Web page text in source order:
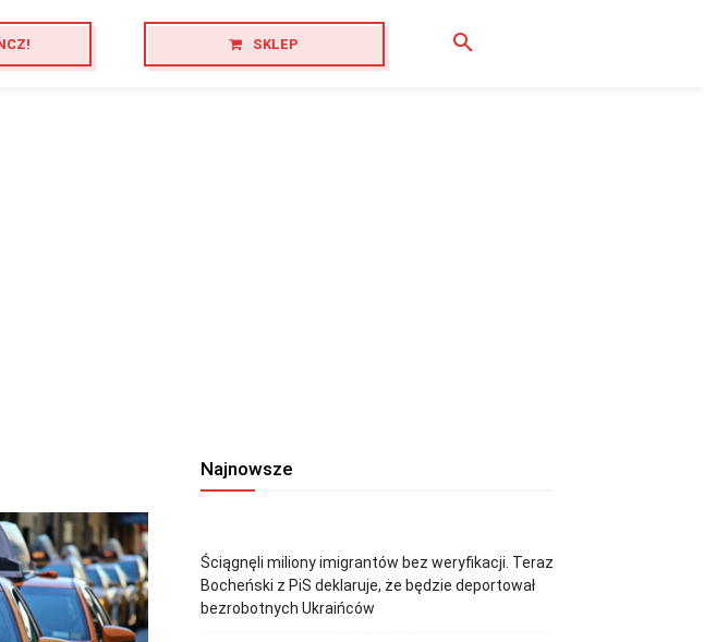
SKLEP
Najnowsze
Ściągnęli miliony imigrantów bez weryfikacji. Teraz
Bocheński z PiS deklaruje, że będzie deportował
bezrobotnych Ukraińców